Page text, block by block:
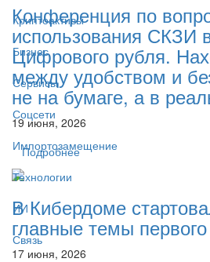
Криптоактивы
Бизнес
Сервисы
Соцсети
Импортозамещение
Технологии
ИИ
Связь
Конференция по
использования СКЗИ
Цифрового рубля.
между удобством и
не на бумаге, а в
19 июня, 2026
Подробнее
В Кибердоме
главные темы
17 июня, 2026